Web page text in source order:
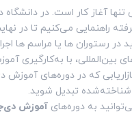
آغاز کار است. در دانشگاه
راهنمایی می‌کنیم تا در
در رستوران ها یا مراسم ها
بین‌المللی، با به‌کارگیری
که در دوره‌های
تبدیل شوید.
به دوره‌های آموزش